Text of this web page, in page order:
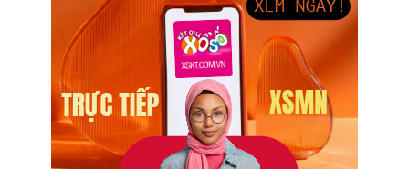
Chính sách quyền riêng tư
Liên hệ: mail.nguoinoitieng.tv@gmail.com